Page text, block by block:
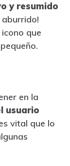
y resumido
aburrido!
que
en la
usuario
vital que lo